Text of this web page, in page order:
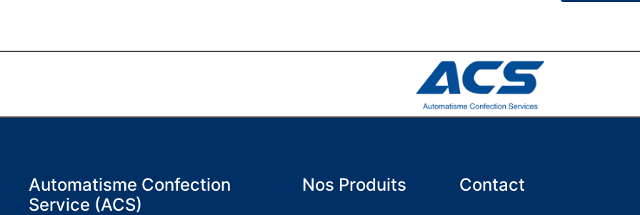
Automatisme Confection
Service (ACS)
Nos Produits Contact